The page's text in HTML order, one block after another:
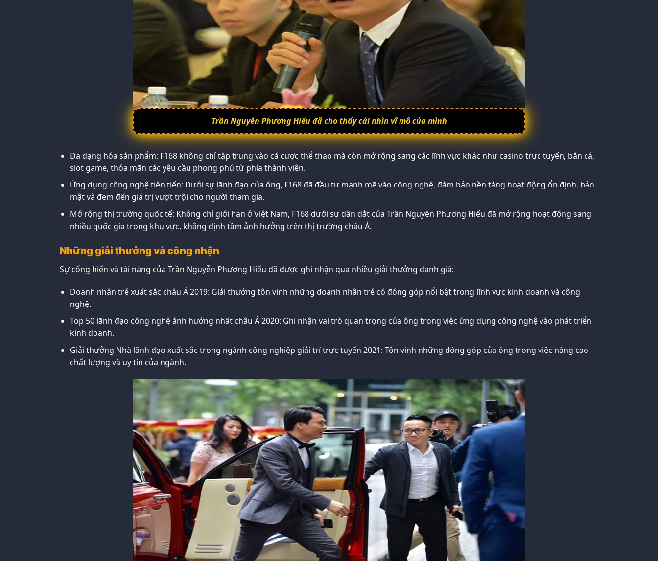
Trần Nguyễn Phương Hiếu đã cho thấy cái nhìn vĩ mô của mình
Đa dạng hóa sản phẩm: F168 không chỉ tập trung vào cá cược thể thao mà còn mở rộng sang các lĩnh vực khác như casino trực tuyến, bắn cá,
slot game, thỏa mãn các yêu cầu phong phú từ phía thành viên.
Ứng dụng công nghệ tiên tiến: Dưới sự lãnh đạo của ông, F168 đã đầu tư mạnh mẽ vào công nghệ, đảm bảo nền tảng hoạt động ổn định, bảo
mật và đem đến giá trị vượt trội cho người tham gia.
Mở rộng thị trường quốc tế: Không chỉ giới hạn ở Việt Nam, F168 dưới sự dẫn dắt của Trần Nguyễn Phương Hiếu đã mở rộng hoạt động sang
nhiều quốc gia trong khu vực, khẳng định tầm ảnh hưởng trên thị trường châu Á.
Những giải thưởng và công nhận
Sự cống hiến và tài năng của Trần Nguyễn Phương Hiếu đã được ghi nhận qua nhiều giải thưởng danh giá:
Doanh nhân trẻ xuất sắc châu Á 2019: Giải thưởng tôn vinh những doanh nhân trẻ có đóng góp nổi bật trong lĩnh vực kinh doanh và công
nghệ.
Top 50 lãnh đạo công nghệ ảnh hưởng nhất châu Á 2020: Ghi nhận vai trò quan trọng của ông trong việc ứng dụng công nghệ vào phát triển
kinh doanh.
Giải thưởng Nhà lãnh đạo xuất sắc trong ngành công nghiệp giải trí trực tuyến 2021: Tôn vinh những đóng góp của ông trong việc nâng cao
chất lượng và uy tín của ngành.